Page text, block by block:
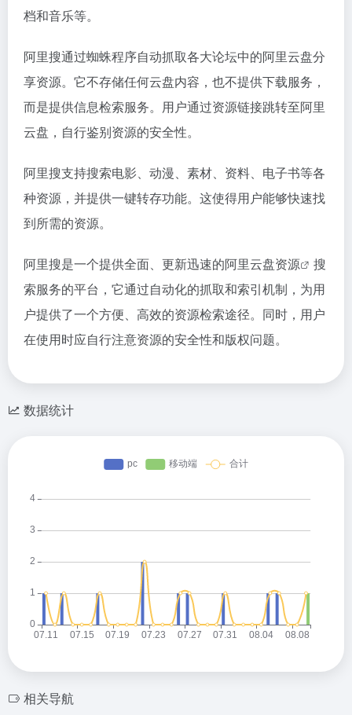
档和音乐等。
阿里搜通过蜘蛛程序自动抓取各大论坛中的阿里云盘分
享资源。它不存储任何云盘内容，也不提供下载服务，
而是提供信息检索服务。用户通过资源链接跳转至阿里
云盘，自行鉴别资源的安全性。
阿里搜支持搜索电影、动漫、素材、资料、电子书等各
种资源，并提供一键转存功能。这使得用户能够快速找
到所需的资源。
阿里搜是一个提供全面、更新迅速的阿里云盘资源
搜
索服务的平台，它通过自动化的抓取和索引机制，为用
户提供了一个方便、高效的资源检索途径。同时，用户
在使用时应自行注意资源的安全性和版权问题。
数据统计
相关导航